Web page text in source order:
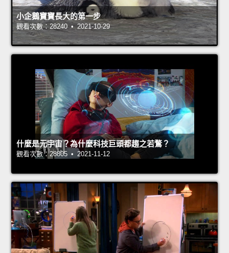
小企鵝寶寶長大的第一步
觀看次數：28240 • 2021-10-29
什麼是元宇宙？為什麼科技巨頭都趨之若鶩？
觀看次數：28805 • 2021-11-12